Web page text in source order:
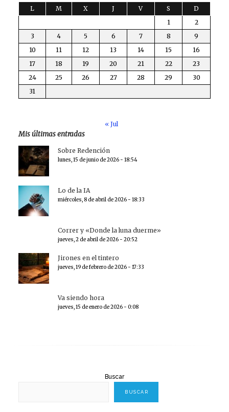
L M X J V S
D
1
2
3
4 5 6 7 8
9
10
11 12 13 14 15
16
17
18 19 20 21 22
23
24
25 26 27 28 29
30
31
« Jul
Mis últimas entradas
Sobre Redención
lunes, 15 de junio de 2026 - 18:54
Lo de la IA
miércoles, 8 de abril de 2026 - 18:33
Correr y «Donde la luna duerme»
jueves, 2 de abril de 2026 - 20:52
Jirones en el tintero
jueves, 19 de febrero de 2026 - 17:33
Va siendo hora
jueves, 15 de enero de 2026 - 0:08
Buscar
BUSCAR